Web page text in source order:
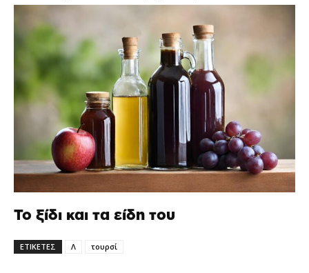
Το ξίδι και τα είδη του
ΕΤΙΚΕΤΕΣ Λ τουρσί